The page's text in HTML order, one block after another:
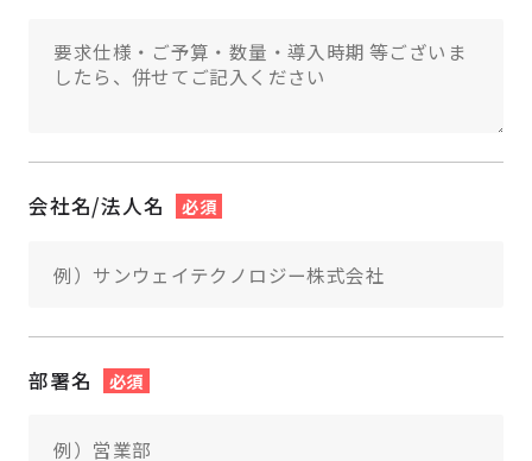
会社名/法人名 必須
部署名 必須